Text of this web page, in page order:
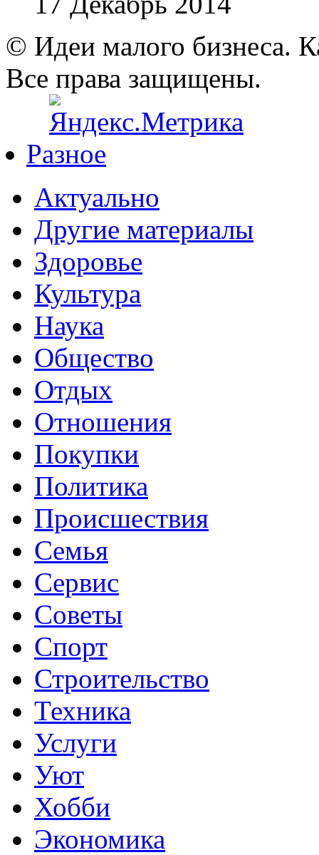
© Идеи малого бизнеса.
Все права защищены.
Разное
Актуально
Другие материалы
Здоровье
Культура
Наука
Общество
Отдых
Отношения
Покупки
Политика
Происшествия
Семья
Сервис
Советы
Спорт
Строительство
Техника
Услуги
Уют
Хобби
Экономика